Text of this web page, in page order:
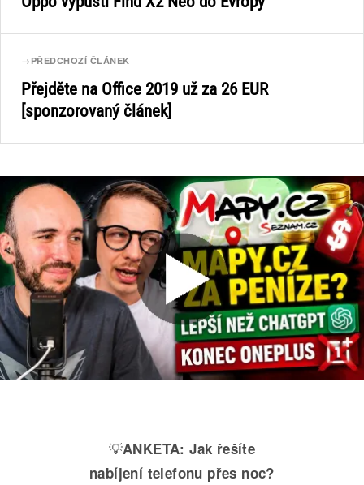
→ PŘEDCHOZÍ ČLÁNEK
Přejděte na Office 2019 už za 26 EUR
[sponzorovaný článek]
💡ANKETA: Jak řešíte
nabíjení telefonu přes noc?